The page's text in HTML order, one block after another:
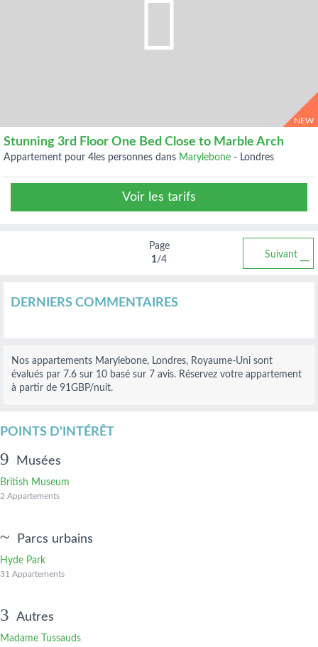
NEW
Stunning 3rd Floor One Bed Close to Marble Arch
appartement pour 4les personnes dans Marylebone - Londres
Voir les tarifs
Page
1/4 Suivant
DERNIERS COMMENTAIRES
Nos appartements Marylebone, Londres, Royaume-Uni sont
évalués par 7.6 sur 10 basé sur 7 avis. Réservez votre appartement
à partir de 91GBP/nuit.
POINTS D'INTÉRÊT
Musées
British Museum
2 Appartements
Parcs urbains
Hyde Park
31 Appartements
Autres
Madame Tussauds